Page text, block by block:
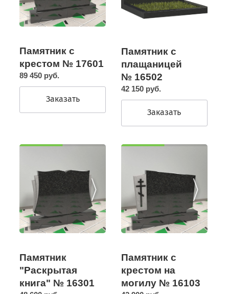
Памятник с
крестом № 17601
89 450 руб.
Заказать
Памятник с
плащаницей
№ 16502
42 150 руб.
Заказать
Памятник
"Раскрытая
книга" № 16301
Памятник с
крестом на
могилу № 16103